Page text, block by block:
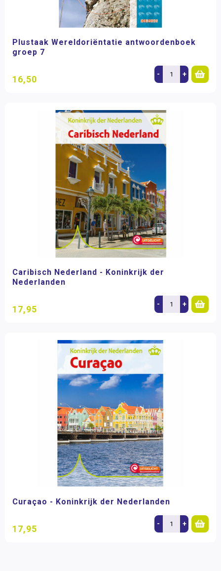
Plustaak Wereldoriëntatie antwoordenboek
groep 7
16,50 - +
Caribisch Nederland - Koninkrijk der
Nederlanden
17,95 - +
Curaçao - Koninkrijk der Nederlanden
17,95 - +